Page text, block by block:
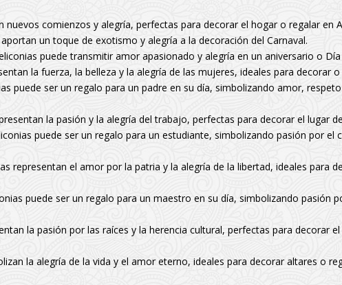
nuevos comienzos y alegría, perfectas para decorar el hogar o regalar en
un toque de exotismo y alegría a la decoración del Carnaval.
puede transmitir amor apasionado y alegría en un aniversario o Día
la fuerza, la belleza y la alegría de las mujeres, ideales para decorar
puede ser un regalo para un padre en su día, simbolizando amor,
la pasión y la alegría del trabajo, perfectas para decorar el lugar
puede ser un regalo para un estudiante, simbolizando pasión por el
representan el amor por la patria y la alegría de la libertad, ideales para
puede ser un regalo para un maestro en su día, simbolizando pasión
la pasión por las raíces y la herencia cultural, perfectas para decorar
la alegría de la vida y el amor eterno, ideales para decorar altares o